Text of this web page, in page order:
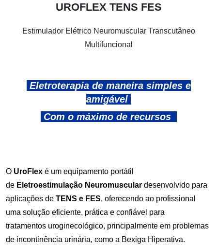
UROFLEX TENS FES
Estimulador Elétrico Neuromuscular Transcutâneo
Multifuncional
Eletroterapia de maneira simples e
amigável
Com o máximo de recursos
O UroFlex é um equipamento portátil
de Eletroestimulação Neuromuscular desenvolvido para
aplicações de TENS e FES, oferecendo ao profissional
uma solução eficiente, prática e confiável para
tratamentos uroginecológico, principalmente em problemas
de incontinência urinária, como a Bexiga Hiperativa.